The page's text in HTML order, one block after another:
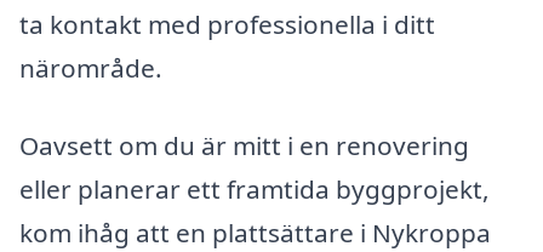
ta kontakt med professionella i ditt
närområde.
Oavsett om du är mitt i en renovering
eller planerar ett framtida byggprojekt,
kom ihåg att en plattsättare i Nykroppa